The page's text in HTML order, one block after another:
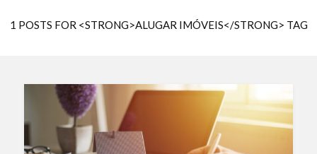
1 POSTS FOR <STRONG>ALUGAR IMÓVEIS</STRONG> TAG